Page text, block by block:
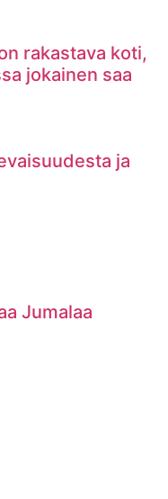
rakastava koti,
jokainen saa
ja
Jumalaa